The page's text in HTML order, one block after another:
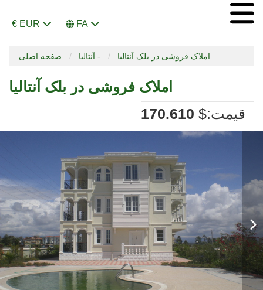
€ EUR FA
صفحه اصلی آنتالیا - املاک فروشی در بلک آنتالیا
املاک فروشی در بلک آنتالیا
:قیمت
170.610 $